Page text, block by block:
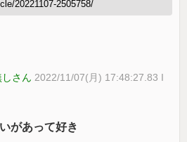
20221107-2505758/
さん 2022/11/07(月) 17:48:27.83 I
があって好き